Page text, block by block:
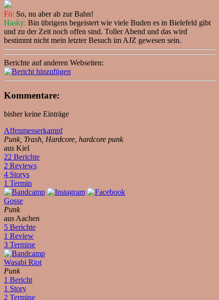
Fö: So, nu aber ab zur Bahn!
Hasky: Bin übrigens begeistert wie viele Buden es in Bielefeld gibt
und zu der Zeit noch offen sind. Toller Abend und das wird
bestimmt nicht mein letzter Besuch im AJZ gewesen sein.
Berichte auf anderen Webseiten:
Kommentare:
bisher keine Einträge
Affenmesserkampf
Punk, Trash, Hardcore, hardcore punk
aus Kiel
22 Berichte
2 Reviews
4 Storys
1 Termin
Gosse
Punk
aus Aachen
5 Berichte
1 Review
3 Termine
Wasabi Riot
Punk
1 Bericht
1 Story
2 Termine